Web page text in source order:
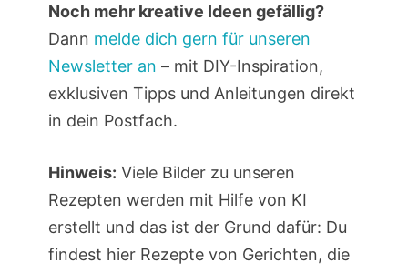
Noch mehr kreative Ideen gefällig?
Dann melde dich gern für unseren
Newsletter an – mit DIY-Inspiration,
exklusiven Tipps und Anleitungen direkt
in dein Postfach.
Hinweis: Viele Bilder zu unseren
Rezepten werden mit Hilfe von KI
erstellt und das ist der Grund dafür: Du
findest hier Rezepte von Gerichten, die